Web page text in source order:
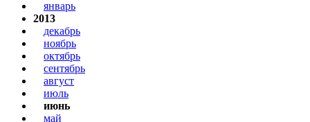
январь
2013
декабрь
ноябрь
октябрь
сентябрь
август
июль
июнь
май